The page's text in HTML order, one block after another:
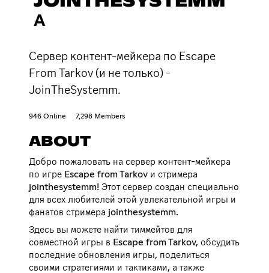
А
Сервер контент-мейкера по Escape
From Tarkov (и не только) -
JoinTheSystemm.
946 Online 7,298 Members
ABOUT
Добро пожаловать на сервер контент-мейкера
по игре Escape from Tarkov и стримера
jointhesystemm! Этот сервер создан специально
для всех любителей этой увлекательной игры и
фанатов стримера jointhesystemm.
Здесь вы можете найти тиммейтов для
совместной игры в Escape from Tarkov, обсудить
последние обновления игры, поделиться
своими стратегиями и тактиками, а также